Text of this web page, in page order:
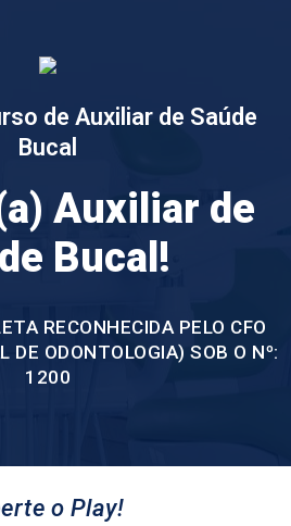
de Auxiliar de Saúde
Bucal
Auxiliar de
Bucal!
RECONHECIDA PELO CFO
DE ODONTOLOGIA) SOB O Nº:
1200
o Play!